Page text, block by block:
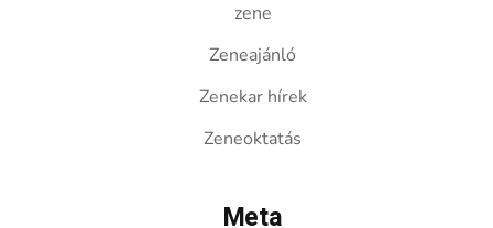
zene
Zeneajánló
Zenekar hírek
Zeneoktatás
Meta